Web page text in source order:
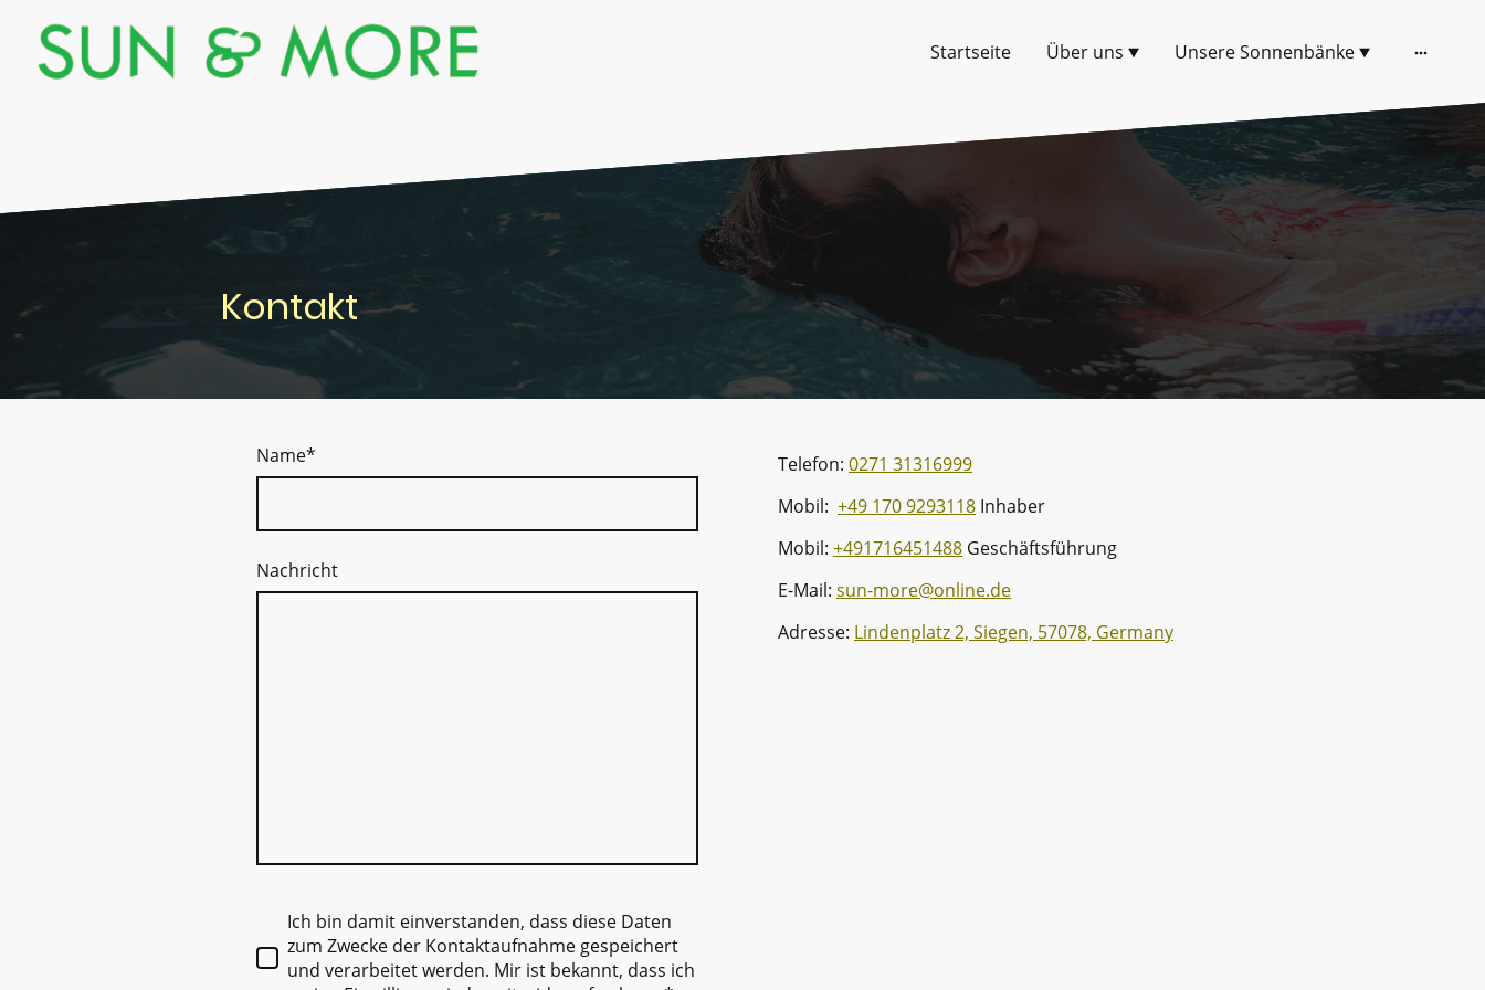
Startseite Über uns Unsere Sonnenbänke
Kontakt
Name*
Nachricht
Ich bin damit einverstanden, dass diese Daten
zum Zwecke der Kontaktaufnahme gespeichert
und verarbeitet werden. Mir ist bekannt, dass ich
Telefon: 0271 31316999
Mobil: +49 170 9293118 Inhaber
Mobil: +491716451488 Geschäftsführung
E-Mail: sun-more@online.de
Adresse: Lindenplatz 2, Siegen, 57078, Germany